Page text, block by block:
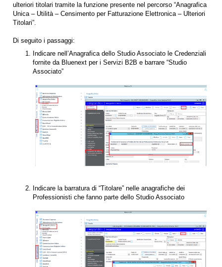
ulteriori titolari tramite la funzione presente nel percorso “Anagrafica
Unica – Utilità – Censimento per Fatturazione Elettronica – Ulteriori
Titolari”.
Di seguito i passaggi:
Indicare nell’Anagrafica dello Studio Associato le Credenziali
fornite da Bluenext per i Servizi B2B e barrare “Studio
Associato”
Indicare la barratura di “Titolare” nelle anagrafiche dei
Professionisti che fanno parte dello Studio Associato